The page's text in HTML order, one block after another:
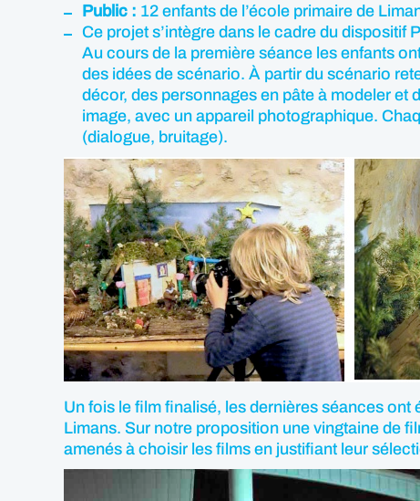
Public : 12 enfants de l’école primaire de
Ce projet s’intègre dans le cadre du dispositif
Au cours de la première séance les enfants
des idées de scénario. À partir du scénario
décor, des personnages en pâte à modeler et
image, avec un appareil photographique.
(dialogue, bruitage).
Un fois le film finalisé, les dernières séances
Limans. Sur notre proposition une vingtaine de
amenés à choisir les films en justifiant leur